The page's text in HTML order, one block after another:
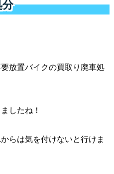
分
放置バイクの買取り廃車処
したね！
らは気を付けないと行けま